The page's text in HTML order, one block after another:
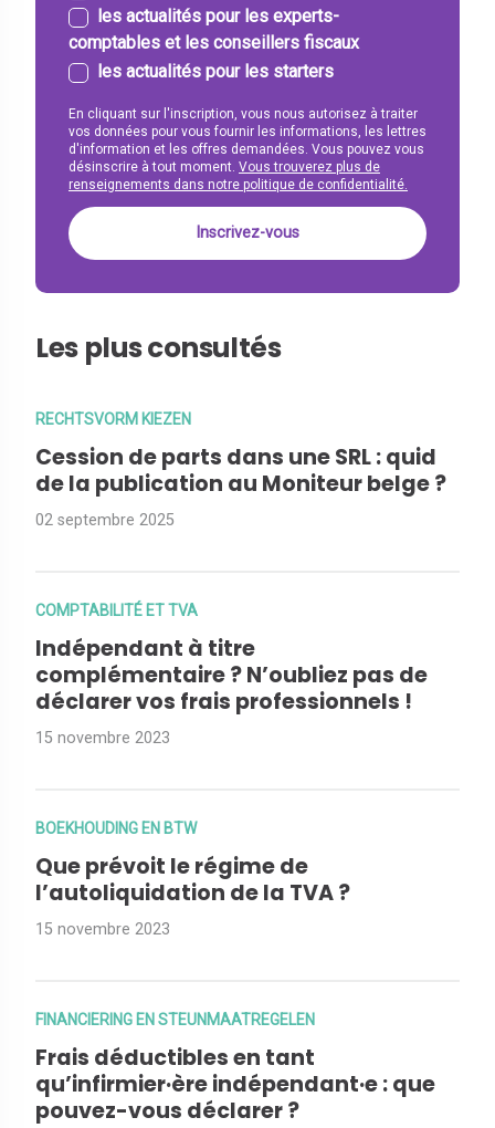
les actualités pour les experts-
comptables et les conseillers fiscaux
les actualités pour les starters
En cliquant sur l'inscription, vous nous autorisez à traiter
vos données pour vous fournir les informations, les lettres
d'information et les offres demandées. Vous pouvez vous
désinscrire à tout moment. Vous trouverez plus de
renseignements dans notre politique de confidentialité.
Les plus consultés
RECHTSVORM KIEZEN
Cession de parts dans une SRL : quid
de la publication au Moniteur belge ?
02 septembre 2025
COMPTABILITÉ ET TVA
Indépendant à titre
complémentaire ? N’oubliez pas de
déclarer vos frais professionnels !
15 novembre 2023
BOEKHOUDING EN BTW
Que prévoit le régime de
l’autoliquidation de la TVA ?
15 novembre 2023
FINANCIERING EN STEUNMAATREGELEN
Frais déductibles en tant
qu’infirmier·ère indépendant·e : que
pouvez-vous déclarer ?